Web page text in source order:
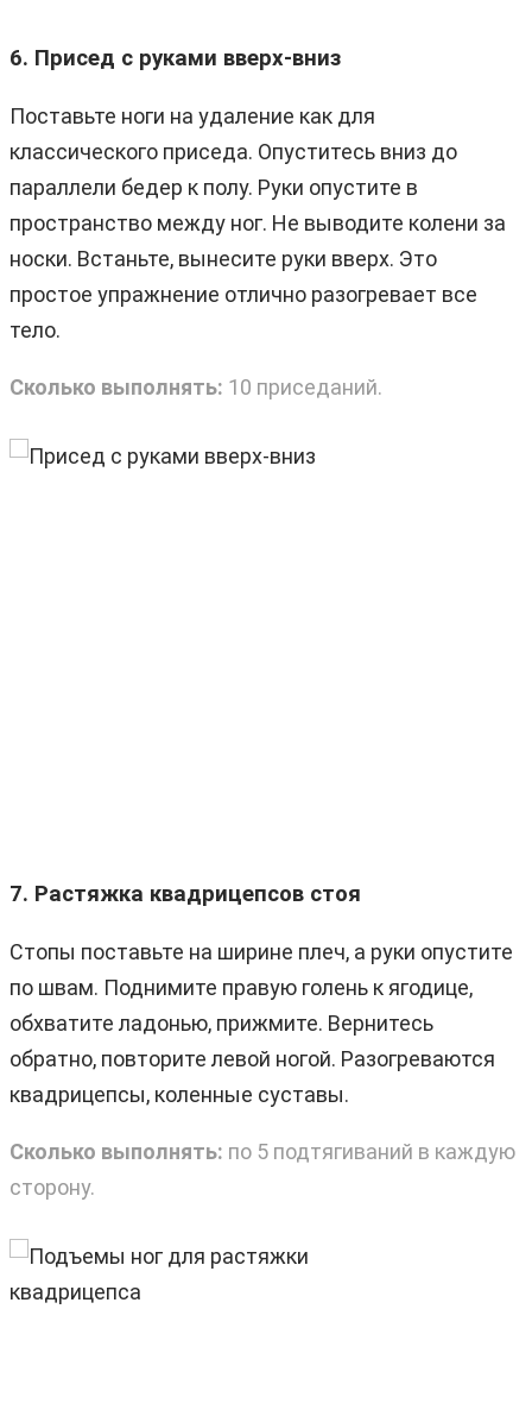
6. Присед с руками вверх-вниз
Поставьте ноги на удаление как для
классического приседа. Опуститесь вниз до
параллели бедер к полу. Руки опустите в
пространство между ног. Не выводите колени за
носки. Встаньте, вынесите руки вверх. Это
простое упражнение отлично разогревает все
тело.
Сколько выполнять: 10 приседаний.
7. Растяжка квадрицепсов стоя
Стопы поставьте на ширине плеч, а руки опустите
по швам. Поднимите правую голень к ягодице,
обхватите ладонью, прижмите. Вернитесь
обратно, повторите левой ногой. Разогреваются
квадрицепсы, коленные суставы.
Сколько выполнять: по 5 подтягиваний в каждую
сторону.